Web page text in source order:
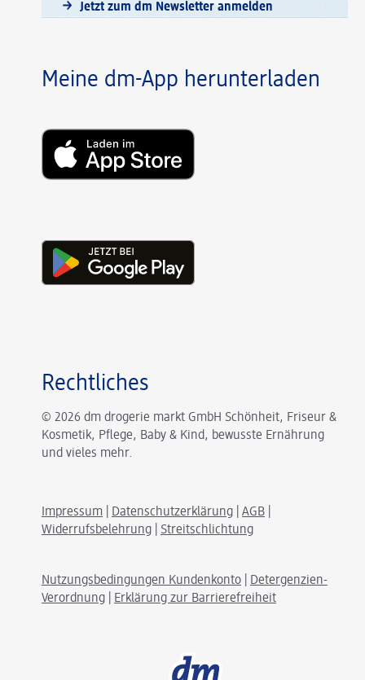
Jetzt zum dm Newsletter anmelden
Meine dm-App herunterladen
Rechtliches
© 2026 dm drogerie markt GmbH Schönheit, Friseur &
Kosmetik, Pflege, Baby & Kind, bewusste Ernährung
und vieles mehr.
Impressum Datenschutzerklärung AGB
Widerrufsbelehrung
Streitschlichtung
Nutzungsbedingungen Kundenkonto
Detergenzien-
Verordnung
Erklärung zur Barrierefreiheit